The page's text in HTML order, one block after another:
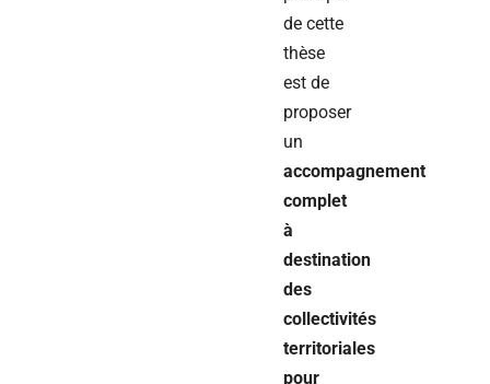
de cette
thèse
est de
proposer
un
accompagnement
complet
à
destination
des
collectivités
territoriales
pour